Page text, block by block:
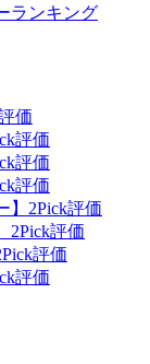
ランキング
価
評価
評価
評価
】2Pick評価
2Pick評価
評価
評価